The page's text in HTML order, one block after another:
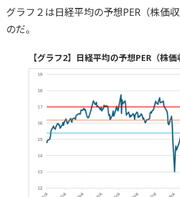
グラフ２は日経平均の予想PER（株価
のだ。
【グラフ2】日経平均の予想PER（株価